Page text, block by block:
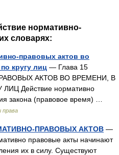
нормативно-
словарях:
правовых актов во
кругу лиц — Глава 15
АКТОВ ВО ВРЕМЕНИ, В
Действие нормативно
закона (правовое время) …
права
ПРАВОВЫХ АКТОВ —
правовые акты начинают
их в силу. Существуют